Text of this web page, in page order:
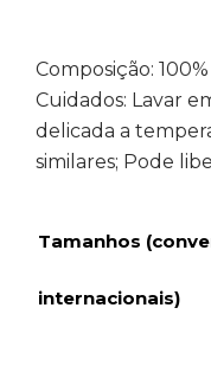
Composição:
Cuidados: Lavar
delicada a
similares; Pode
Tamanhos
internacionais)